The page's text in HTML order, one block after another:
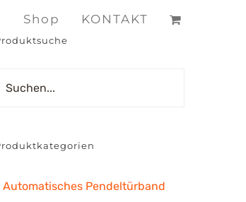
Shop KONTAKT
Automatisches Pendeltürband